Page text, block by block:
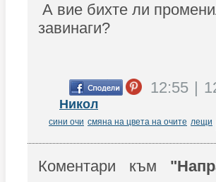
А вие бихте ли
завинаги?
12:55 |
Никол
сини очи смяна на цвета на очите лещи
Коментари към